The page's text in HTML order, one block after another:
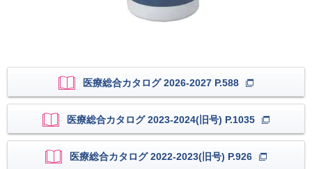
医療総合カタログ 2026-2027 P.588
医療総合カタログ 2023-2024(旧号) P.1035
医療総合カタログ 2022-2023(旧号) P.926